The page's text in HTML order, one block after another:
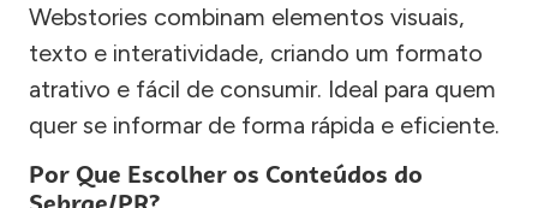
Webstories combinam elementos visuais,
texto e interatividade, criando um formato
atrativo e fácil de consumir. Ideal para quem
quer se informar de forma rápida e eficiente.
Por Que Escolher os Conteúdos do